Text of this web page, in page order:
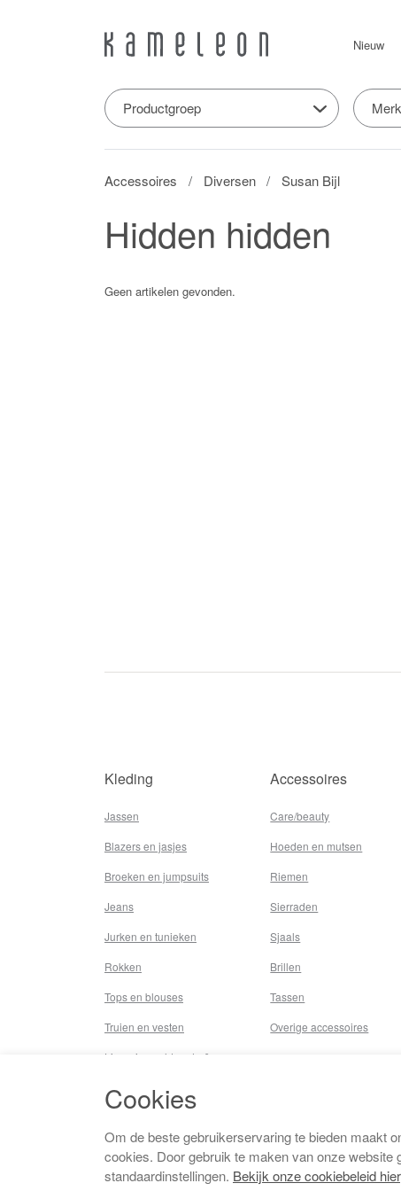
Nieuw
Productgroep Merk
Accessoires Diversen Susan Bijl
Hidden hidden
Geen artikelen gevonden.
Kleding
Jassen
Blazers en jasjes
Broeken en jumpsuits
Jeans
Jurken en tunieken
Rokken
Tops en blouses
Truien en vesten
Lingerie,nachtmode &
Badkleding
Beenmode
Vermaakkosten
Accessoires
Care/beauty
Hoeden en mutsen
Riemen
Sierraden
Sjaals
Brillen
Tassen
Overige accessoires
Cookies
Om de beste gebruikerservaring te bieden maakt
cookies. Door gebruik te maken van onze website
standaardinstellingen. Bekijk onze cookiebeleid hier